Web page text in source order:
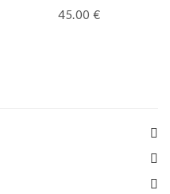
45.00 €